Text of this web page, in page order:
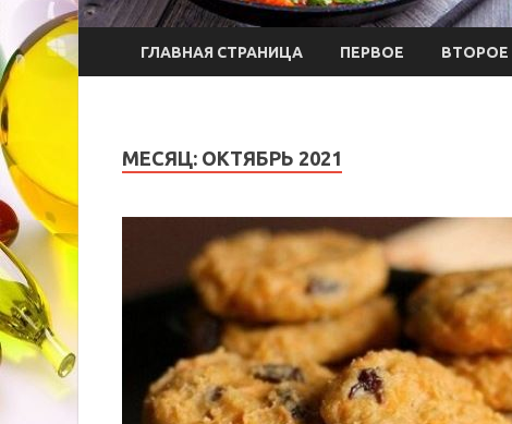
ГЛАВНАЯ СТРАНИЦА ПЕРВОЕ ВТОРОЕ
МЕСЯЦ: ОКТЯБРЬ 2021